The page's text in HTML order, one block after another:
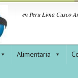
en Peru Lima Cusco
Alimentaria